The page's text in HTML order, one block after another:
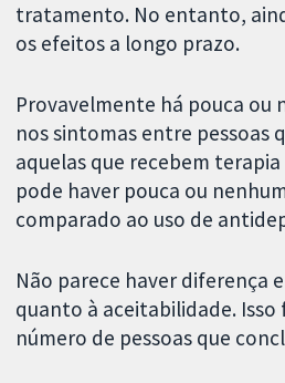
tratamento. No entanto,
os efeitos a longo prazo.
Provavelmente há pouca ou
nos sintomas entre pessoas
aquelas que recebem
pode haver pouca ou
comparado ao uso de
Não parece haver diferença
quanto à aceitabilidade.
número de pessoas que